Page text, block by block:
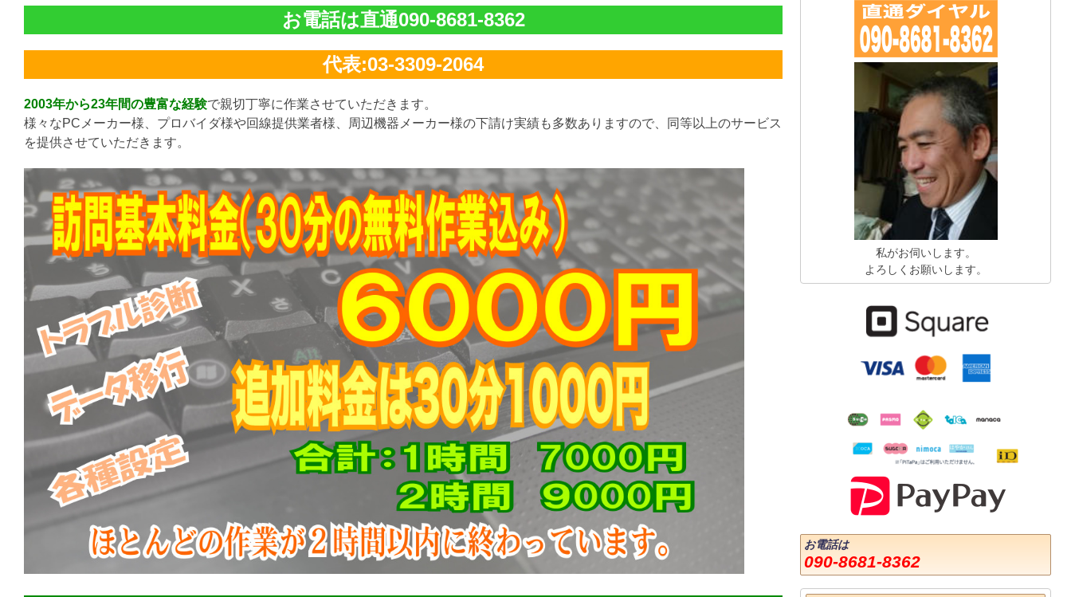
お電話は直通090-8681-8362
代表:03-3309-2064
2003年から23年間の豊富な経験で親切丁寧に作業させていただきます。
様々なPCメーカー様、プロバイダ様や回線提供業者様、周辺機器メーカー様の下請け実績も多数ありますので、同等以上のサービス
を提供させていただきます。
私がお伺いします。
よろしくお願いします。
お電話は
090-8681-8362